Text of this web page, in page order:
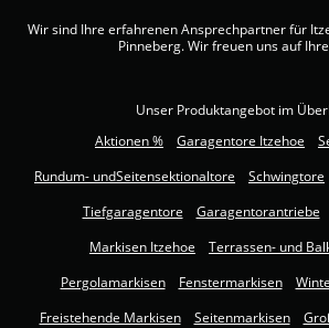
Wir sind Ihre erfahrenen Ansprechpartner für
Pinneberg. Wir freuen uns auf
Unser Produktangebot im
Aktionen %
Garagentore Itzehoe
Rundum- undSeitensektionaltore
Schwingtore
Tiefgaragentore
Garagentorantriebe
Markisen Itzehoe
Terrassen- und
Pergolamarkisen
Fenstermarkisen
Freistehende Markisen
Seitenmarkisen